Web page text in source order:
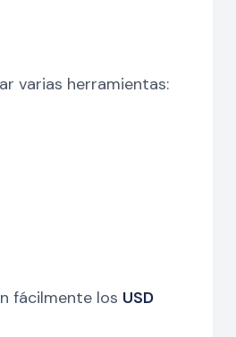
varias herramientas:
fácilmente los USD